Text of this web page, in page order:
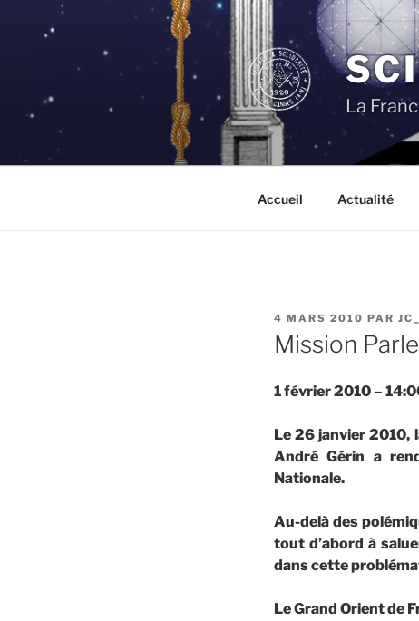
La
Accueil Actualité
PUBLIÉ
LE
4 MARS 2010 PAR
Mission
1 février 2010 –
Le 26 janvier 2010,
André Gérin a
Nationale.
Au-delà des
tout d’abord à
dans cette
Le Grand Orient de